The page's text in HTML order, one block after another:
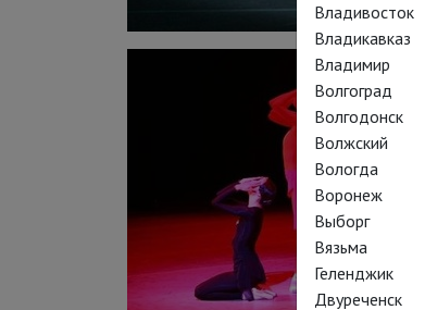
Владивосток
Владикавказ
Владимир
Волгоград
Волгодонск
Волжский
Вологда
Воронеж
Выборг
Вязьма
Геленджик
Двуреченск